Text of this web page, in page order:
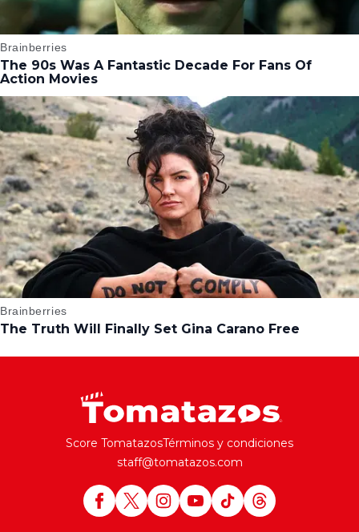
Score TomatazosTérminos y condiciones
staff@tomatazos.com